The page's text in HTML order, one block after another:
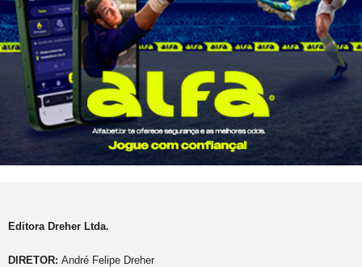
Editora Dreher Ltda.
DIRETOR: André Felipe Dreher